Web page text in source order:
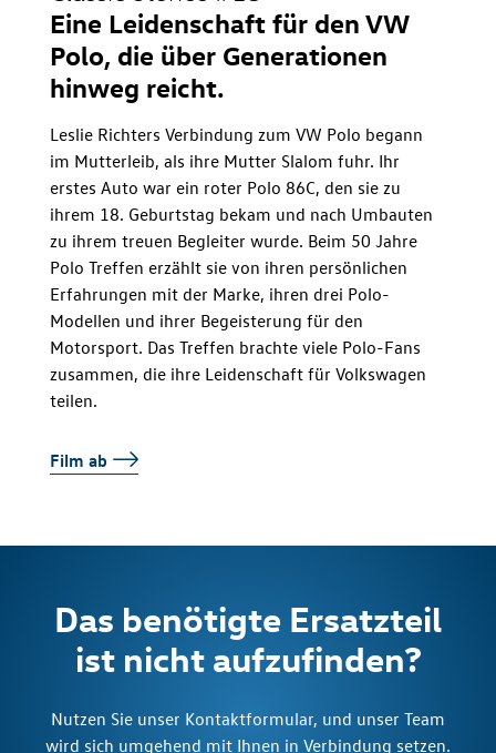
Eine Leidenschaft für den VW
Polo, die über Generationen
hinweg reicht.
Leslie Richters Verbindung zum VW Polo begann
im Mutterleib, als ihre Mutter Slalom fuhr. Ihr
erstes Auto war ein roter Polo 86C, den sie zu
ihrem 18. Geburtstag bekam und nach Umbauten
zu ihrem treuen Begleiter wurde. Beim 50 Jahre
Polo Treffen erzählt sie von ihren persönlichen
Erfahrungen mit der Marke, ihren drei Polo-
Modellen und ihrer Begeisterung für den
Motorsport. Das Treffen brachte viele Polo-Fans
zusammen, die ihre Leidenschaft für Volkswagen
teilen.
Film ab
Das benötigte Ersatzteil
ist nicht aufzufinden?
Nutzen Sie unser Kontaktformular, und unser Team
wird sich umgehend mit Ihnen in Verbindung setzen.